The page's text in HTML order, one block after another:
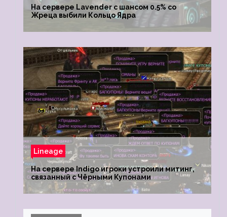
На сервере Lavender с шансом 0.5% со
Жреца выбили Кольцо Ядра
Lineage
На сервере Indigo игроки устроили митинг,
связанный с Чёрными Купонами